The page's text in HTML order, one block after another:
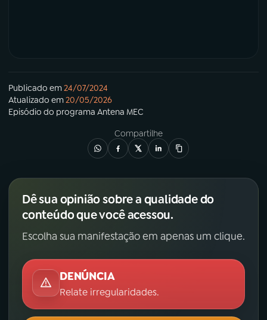
Publicado em24/07/2024
Atualizado em20/05/2026
Episódio do programa Antena MEC
Compartilhe
Dê sua opinião sobre a qualidade do
conteúdo que você acessou.
Escolha sua manifestação em apenas um clique.
DENÚNCIA
Relate irregularidades.